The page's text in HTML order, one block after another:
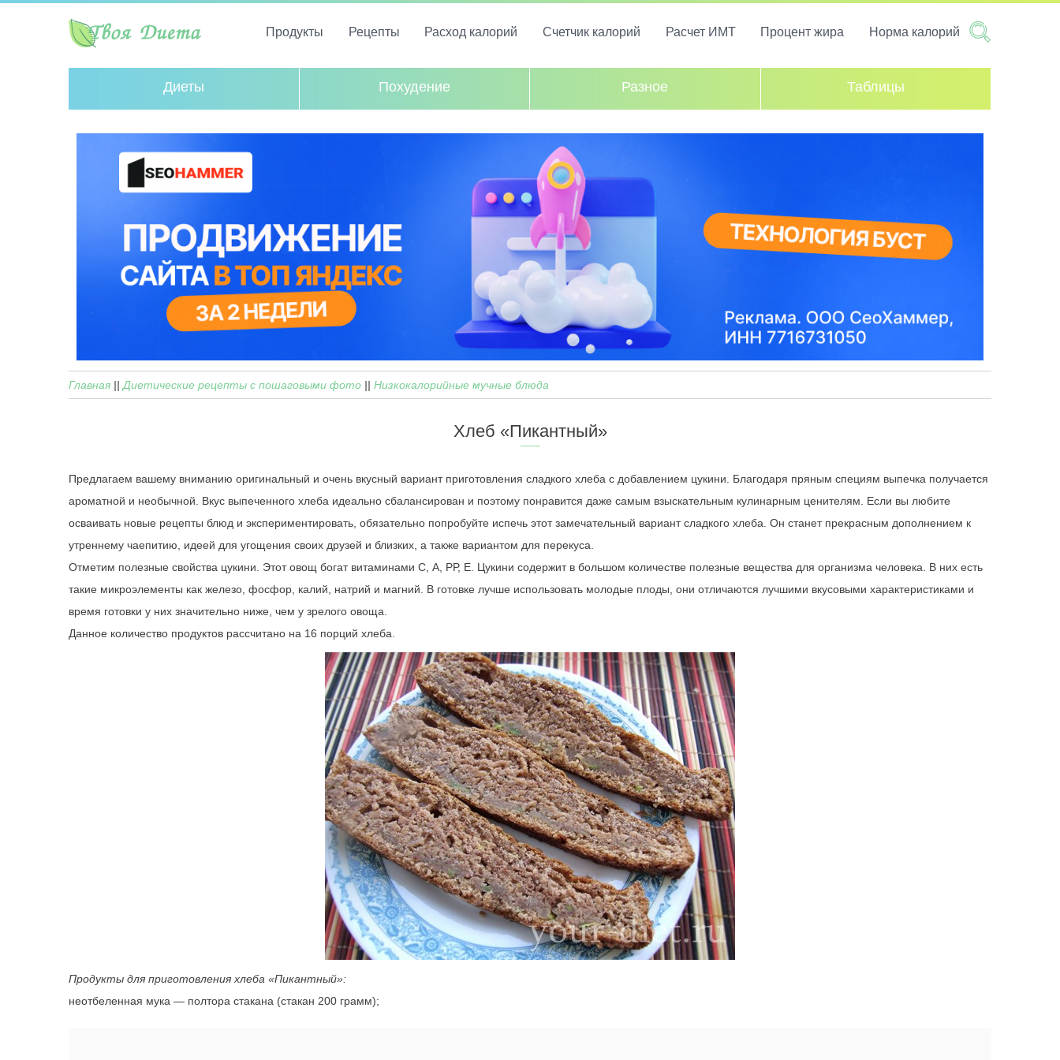
Продукты Рецепты Расход калорий Счетчик калорий Расчет ИМТ Процент жира Норма калорий
Диеты Похудение Разное Таблицы
Главная || Диетические рецепты с пошаговыми фото || Низкокалорийные мучные блюда
Хлеб «Пикантный»
Предлагаем вашему вниманию оригинальный и очень вкусный вариант приготовления сладкого хлеба с добавлением цукини. Благодаря пряным специям выпечка получается
ароматной и необычной. Вкус выпеченного хлеба идеально сбалансирован и поэтому понравится даже самым взыскательным кулинарным ценителям. Если вы любите
осваивать новые рецепты блюд и экспериментировать, обязательно попробуйте испечь этот замечательный вариант сладкого хлеба. Он станет прекрасным дополнением к
утреннему чаепитию, идеей для угощения своих друзей и близких, а также вариантом для перекуса.
Отметим полезные свойства цукини. Этот овощ богат витаминами С, А, РР, Е. Цукини содержит в большом количестве полезные вещества для организма человека. В них есть
такие микроэлементы как железо, фосфор, калий, натрий и магний. В готовке лучше использовать молодые плоды, они отличаются лучшими вкусовыми характеристиками и
время готовки у них значительно ниже, чем у зрелого овоща.
Данное количество продуктов рассчитано на 16 порций хлеба.
Продукты для приготовления хлеба «Пикантный»:
неотбеленная мука — полтора стакана (стакан 200 грамм);